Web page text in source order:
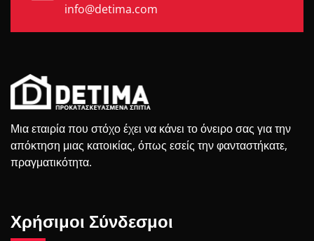
info@detima.com
Μια εταιρία που στόχο έχει να κάνει το όνειρο σας για την
απόκτηση μιας κατοικίας, όπως εσείς την φανταστήκατε,
πραγματικότητα.
Χρήσιμοι Σύνδεσμοι